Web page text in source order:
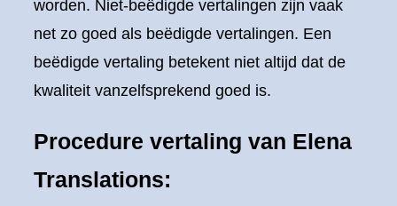
worden. Niet-beëdigde vertalingen zijn vaak
net zo goed als beëdigde vertalingen. Een
beëdigde vertaling betekent niet altijd dat de
kwaliteit vanzelfsprekend goed is.
Procedure vertaling van Elena
Translations: